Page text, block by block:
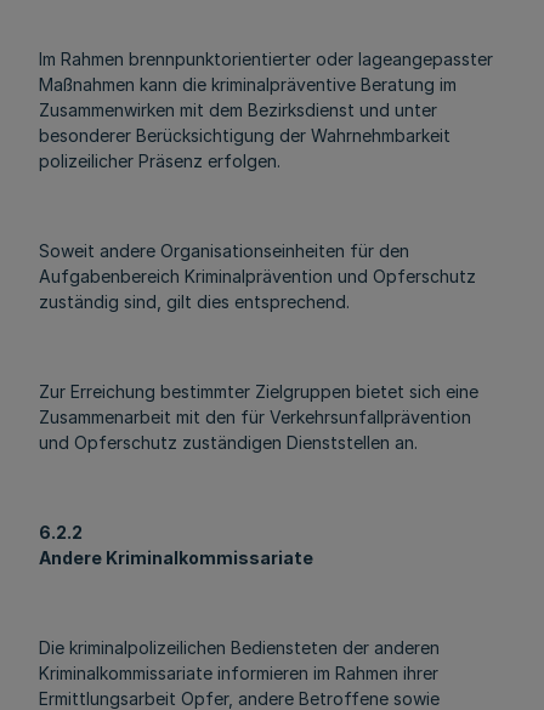
Im Rahmen brennpunktorientierter oder lageangepasster
Maßnahmen kann die kriminalpräventive Beratung im
Zusammenwirken mit dem Bezirksdienst und unter
besonderer Berücksichtigung der Wahrnehmbarkeit
polizeilicher Präsenz erfolgen.
Soweit andere Organisationseinheiten für den
Aufgabenbereich Kriminalprävention und Opferschutz
zuständig sind, gilt dies entsprechend.
Zur Erreichung bestimmter Zielgruppen bietet sich eine
Zusammenarbeit mit den für Verkehrsunfallprävention
und Opferschutz zuständigen Dienststellen an.
6.2.2
Andere Kriminalkommissariate
Die kriminalpolizeilichen Bediensteten der anderen
Kriminalkommissariate informieren im Rahmen ihrer
Ermittlungsarbeit Opfer, andere Betroffene sowie